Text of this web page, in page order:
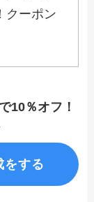
クーポン
10％オフ！
する